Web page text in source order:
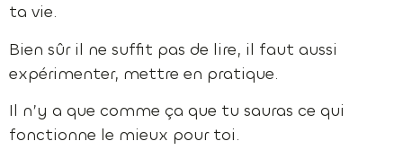
ta vie.
Bien sûr il ne suffit pas de lire, il faut aussi
expérimenter, mettre en pratique.
Il n’y a que comme ça que tu sauras ce qui
fonctionne le mieux pour toi.